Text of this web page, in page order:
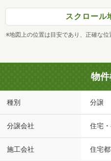
スクロール
※地図上の位置は目安であり、正確な位
物
種別 分譲
分譲会社 住宅
施工会社 住宅